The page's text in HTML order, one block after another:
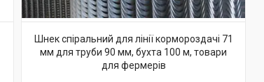
Шнек спіральний для лінії кормороздачі 71
мм для труби 90 мм, бухта 100 м, товари
для фермерів